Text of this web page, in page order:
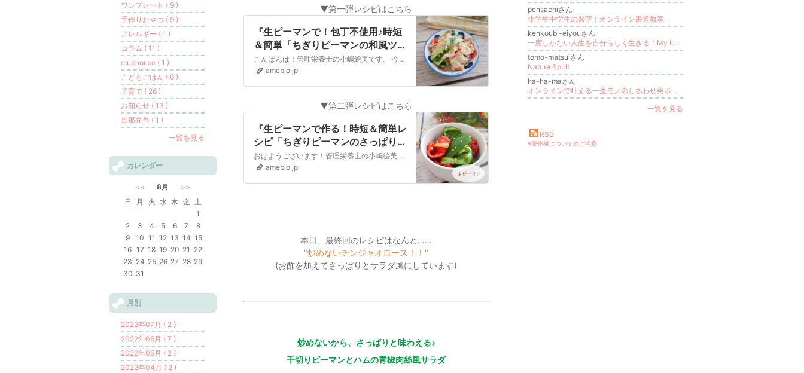
▼第一弾レシピはこちら
『生ピーマンで！包丁不使用♪時短
＆簡単「ちぎりピーマンの和風ツナ
マヨ和え」』
こんばんは！管理栄養士の小嶋絵美です。 今月は3回に渡って生ピーマンを使ったおすすめレシピをご紹介します！ 植田ファームさんよりピーマン、赤ピーマン、和風ピク…
ameblo.jp
▼第二弾レシピはこちら
『生ピーマンで作る！時短＆簡単レ
シピ「ちぎりピーマンのさっぱり和
風ナムル」』
おはようございます！管理栄養士の小嶋絵美です。 本日は植田ファームさんのピーマンで作るおすすめレシピ第二弾をご紹介します！ ▼前回のレシピ「和風ツナマヨ和え…
ameblo.jp
本日、最終回のレシピはなんと……
"炒めないチンジャオロース！！"
(お酢を加えてさっぱりとサラダ風にしています)
炒めないから、さっぱりと味わえる♪
千切りピーマンとハムの青椒肉絲風サラダ
pensachiさん
小学生中学生の習字！オンライン書道教室
kenkoubi-eiyouさん
一度しかない人生を自分らしく生きる！My Landの創り方
tomo-matsuiさん
Nature Spirit
ha-ha-maさん
オンラインで叶える一生モノのしあわせ美ボディ【 美活ヨガ講師 宮下マヤ 】
一覧を見る
RSS
※著作権についてのご注意
ワンプレート ( 9 )
手作りおやつ ( 9 )
アレルギー ( 1 )
コラム ( 11 )
clubhouse ( 1 )
こどもごはん ( 6 )
子育て ( 26 )
お知らせ ( 13 )
旦那弁当 ( 1 )
一覧を見る
カレンダー
<< 8月
>>
日
月 火 水 木 金 土
1
2
3 4 5 6 7
8
9
10 11 12 13 14 15
16 17 18 19 20 21 22
23 24 25 26 27 28 29
30 31
月別
2022年07月 ( 2 )
2022年06月 ( 7 )
2022年05月 ( 2 )
2022年04月 ( 2 )